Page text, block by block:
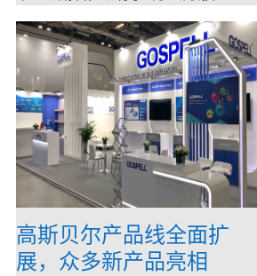
高斯贝尔产品线全面扩
展，众多新产品亮相